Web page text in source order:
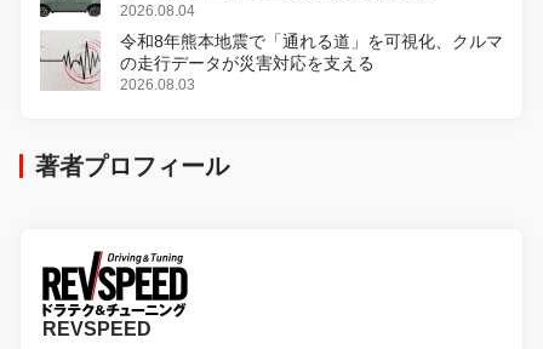
2026.08.04
令和8年熊本地震で「通れる道」を可視化、クルマ
の走行データが災害対応を支える
2026.08.03
著者プロフィール
REVSPEED